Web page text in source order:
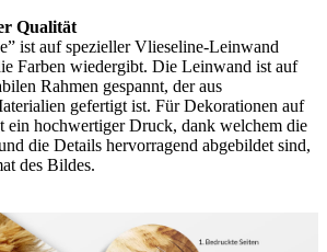
Qualität
ist auf spezieller Vlieseline-Leinwand
Farben wiedergibt. Die Leinwand ist auf
Rahmen gespannt, der aus
gefertigt ist. Für Dekorationen auf
ein hochwertiger Druck, dank welchem die
die Details hervorragend abgebildet sind,
des Bildes.